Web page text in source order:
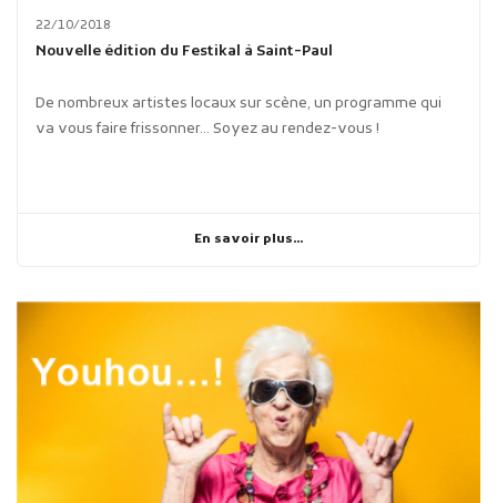
22/10/2018
Nouvelle édition du Festikal à Saint-Paul
De nombreux artistes locaux sur scène, un programme qui
va vous faire frissonner... Soyez au rendez-vous !
En savoir plus...